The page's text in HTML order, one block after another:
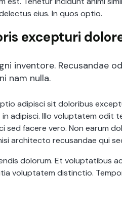
eius. In quos optio.
excepturi
inventore. Recusandae
nam nulla.
adipisci sit doloribus
adipisci. Illo voluptatem odit
sed facere vero. Non earum
architecto recusandae qui
dolorum. Et voluptatibus
voluptatem distinctio.